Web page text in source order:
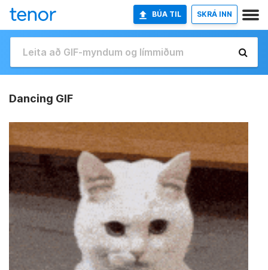
BÚA TIL SKRÁ INN
Dancing GIF